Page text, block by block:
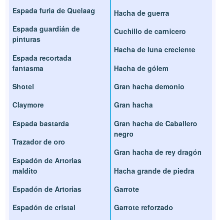
Espada furia de Quelaag
Espada guardián de
pinturas
Espada recortada
fantasma
Shotel
Claymore
Espada bastarda
Trazador de oro
Espadón de Artorias
maldito
Espadón de Artorias
Espadón de cristal
Hacha de guerra
Cuchillo de carnicero
Hacha de luna creciente
Hacha de gólem
Gran hacha demonio
Gran hacha
Gran hacha de Caballero
negro
Gran hacha de rey dragón
Hacha grande de piedra
Garrote
Garrote reforzado